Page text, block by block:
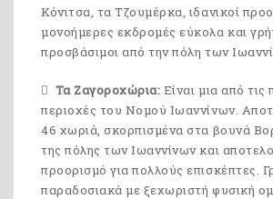
Κόνιτσα, τα Τζουμέρκα, ιδανικοί
μονοήμερες εκδρομές εύκολα και
προσβάσιμοι από την πόλη των
Τα Ζαγοροχώρια: Είναι μια από
περιοχές του Νομού Ιωαννίνων.
46 χωριά, σκορπισμένα στα βουνά
της πόλης των Ιωαννίνων και
προορισμό για πολλούς επισκέπτες.
παραδοσιακά με ξεχωριστή φυσική